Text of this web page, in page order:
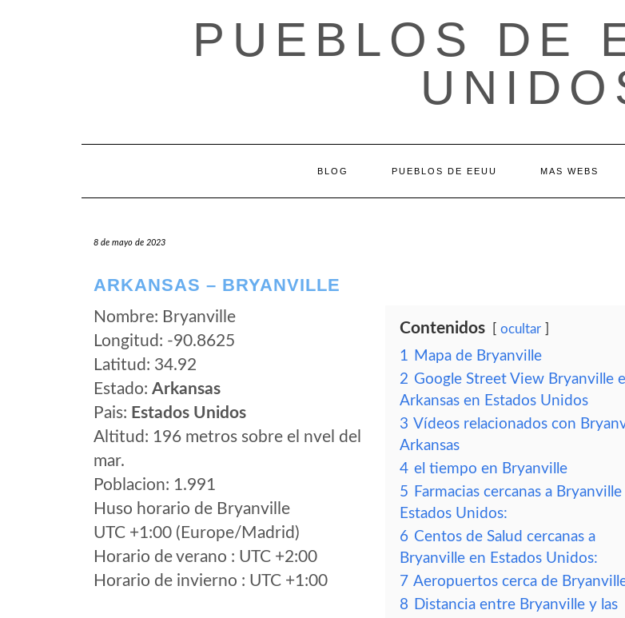
PUEBLOS DE
BLOG PUEBLOS DE EEUU MAS WEBS
8 de mayo de 2023
ARKANSAS – BRYANVILLE
Nombre: Bryanville
Longitud: -90.8625
Latitud: 34.92
Estado: Arkansas
Pais: Estados Unidos
Altitud: 196 metros sobre el nvel del
mar.
Poblacion: 1.991
Huso horario de Bryanville
UTC +1:00 (Europe/Madrid)
Horario de verano : UTC +2:00
Horario de invierno : UTC +1:00
Contenidos ocultar
1 Mapa de Bryanville
2 Google Street View Bryanville
Arkansas en Estados Unidos
3 Vídeos relacionados con
Arkansas
4 el tiempo en Bryanville
5 Farmacias cercanas a Bryanville
Estados Unidos:
6 Centos de Salud cercanas a
Bryanville en Estados Unidos:
7 Aeropuertos cerca de
8 Distancia entre Bryanville y las